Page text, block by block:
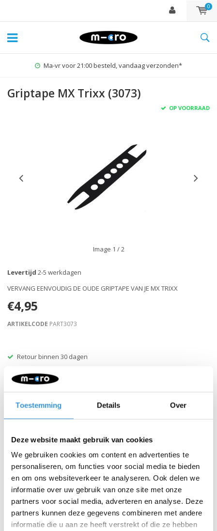
Toestemming Details Over
Deze website maakt gebruik van cookies
We gebruiken cookies om content en advertenties te
personaliseren, om functies voor social media te bieden
en om ons websiteverkeer te analyseren. Ook delen we
informatie over uw gebruik van onze site met onze
partners voor social media, adverteren en analyse. Deze
partners kunnen deze gegevens combineren met andere
informatie die u aan ze heeft verstrekt of die ze hebben
0
Ma-vr voor 21:00 besteld, vandaag verzonden*
Griptape MX Trixx (3073)
OP VOORRAAD
Image 1 / 2
Levertijd 2-5 werkdagen
VERVANG EENVOUDIG DE OUDE GRIPTAPE VAN JE MX TRIXX
€4,95
ARTIKELCODE PART3073
Retour binnen 30 dagen
Beschrijving
Instructies: Verwarm de oude griptape lichtjes (warme föhn of
heteluchtpistool). Maak de ondergrond goed vetvrij (met
druk hem overal goed aan.